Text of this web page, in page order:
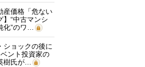
産価格「危ない
】“中古マンシ
化”のワ…
ショックの後に
ント投資家の
樹氏が…